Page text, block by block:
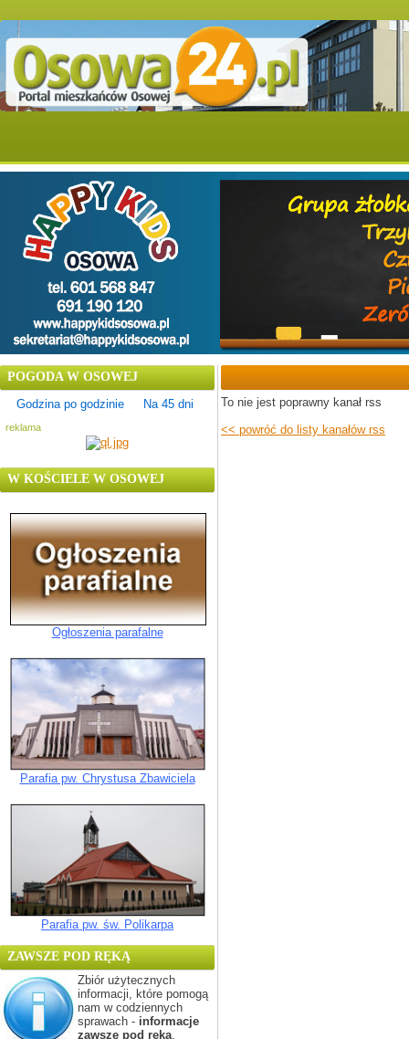
POGODA W OSOWEJ
Godzina po godzinie
Na 45 dni
reklama
W KOŚCIELE W OSOWEJ
Ogłoszenia parafalne
Parafia pw. Chrystusa Zbawiciela
Parafia pw. św. Polikarpa
ZAWSZE POD RĘKĄ
Zbiór użytecznych
informacji, które pomogą
nam w codziennych
sprawach - informacje
zawsze pod ręką.
To nie jest poprawny kanał rss
<< powróć do listy kanałów rss